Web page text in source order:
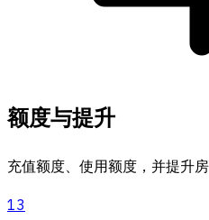
额度与提升
充值额度、使用额度，并提升
13